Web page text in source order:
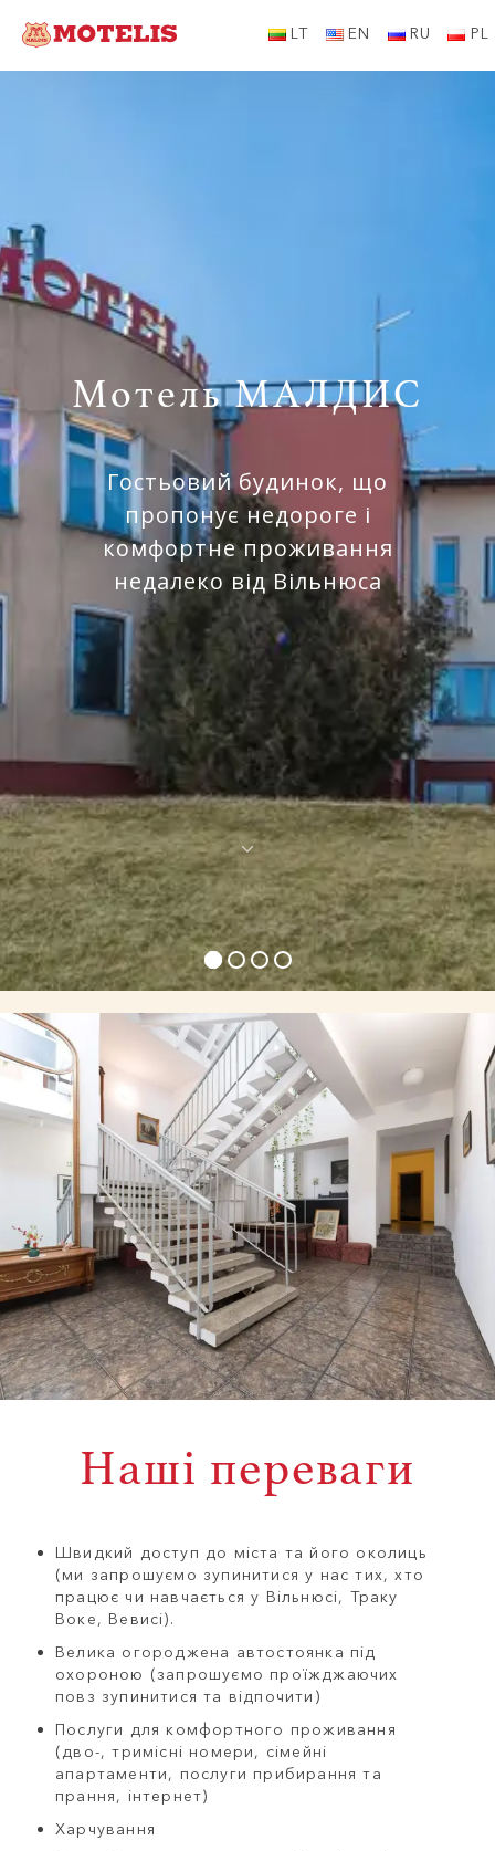
LT EN RU PL
Мотель МАЛДИС
Гостьовий будинок, що
пропонує недороге і
комфортне проживання
недалеко від Вільнюса
Наші переваги
Швидкий доступ до міста та його околиць
(ми запрошуємо зупинитися у нас тих, хто
працює чи навчається у Вільнюсі, Траку
Воке, Вевисі).
Велика огороджена автостоянка під
охороною (запрошуємо проїжджаючих
повз зупинитися та відпочити)
Послуги для комфортного проживання
(дво-, тримісні номери, сімейні
апартаменти, послуги прибирання та
прання, інтернет)
Харчування